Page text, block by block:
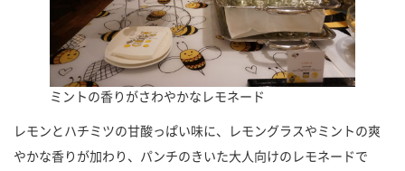
ミントの香りがさわやかなレモネード
レモンとハチミツの甘酸っぱい味に、レモングラスやミントの爽
やかな香りが加わり、パンチのきいた大人向けのレモネードで